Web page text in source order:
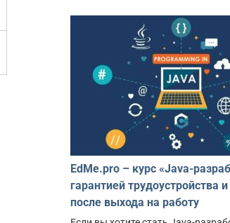
EdMe.pro – курс «Java-
гарантией трудоустройства
после выхода на работу